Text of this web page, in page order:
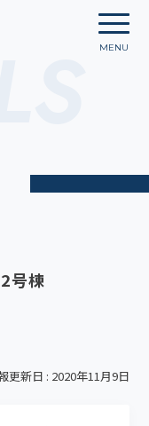
号棟
更新日 : 2020年11月9日